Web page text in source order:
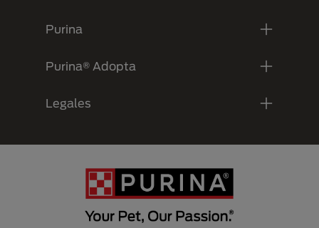
Purina
Purina® Adopta
Legales